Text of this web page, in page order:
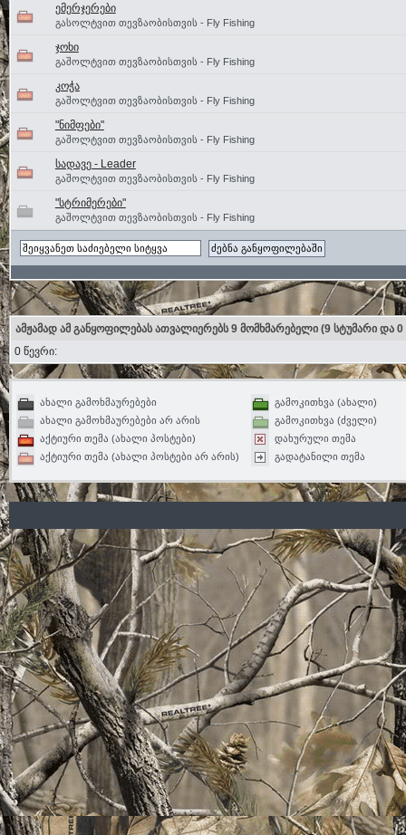
ემერჯერები
გასოლტვით თევზაობისთვის - Fly Fishing
ჯოხი
გაშოლტვით თევზაობისთვის - Fly Fishing
კოჭა
გაშოლტვით თევზაობისთვის - Fly Fishing
"ნიმფები"
გაშოლტვით თევზაობისთვის - Fly Fishing
სადავე - Leader
გაშოლტვით თევზაობისთვის - Fly Fishing
"სტრიმერები"
გაშოლტვით თევზაობისთვის - Fly Fishing
ამჟამად ამ განყოფილებას ათვალიერებს 9 მომხმარებელი (9 სტუმარი და 0
0 წევრი:
ახალი გამოხმაურებები
ახალი გამოხმაურებები არ არის
აქტიური თემა (ახალი პოსტები)
აქტიური თემა (ახალი პოსტები არ არის)
გამოკითხვა (ახალი)
გამოკითხვა (ძველი)
დახურული თემა
გადატანილი თემა